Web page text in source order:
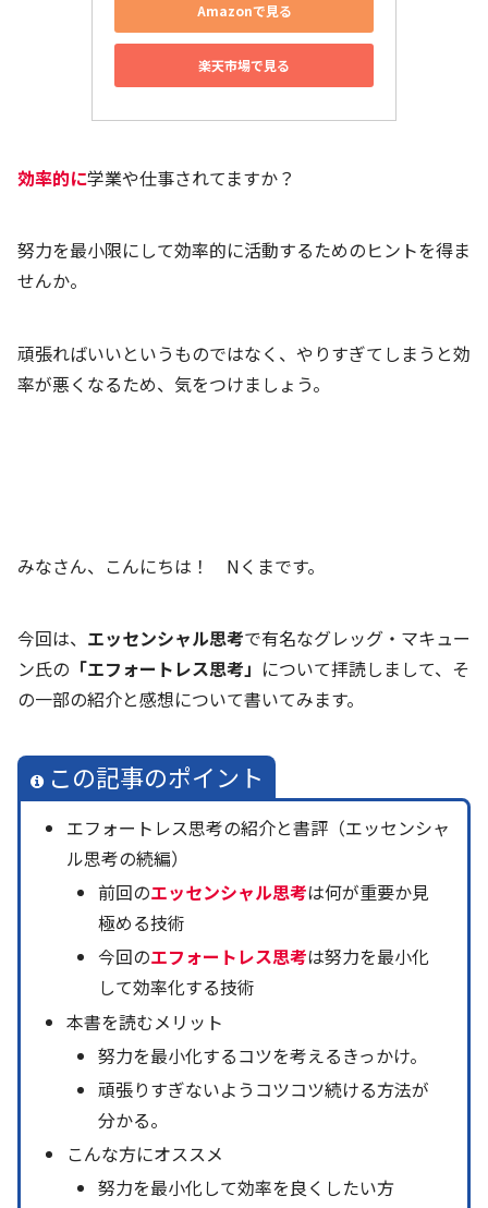
Amazonで見る
楽天市場で見る
効率的に学業や仕事されてますか？
努力を最小限にして効率的に活動するためのヒントを得ま
せんか。
頑張ればいいというものではなく、やりすぎてしまうと効
率が悪くなるため、気をつけましょう。
みなさん、こんにちは！ Nくまです。
今回は、 エッセンシャル思考で有名なグレッグ・マキュー
ン氏の 「エフォートレス思考」 について拝読しまして、そ
の一部の紹介と感想について書いてみます。
この記事のポイント
エフォートレス思考の紹介と書評（エッセンシャ
ル思考の続編）
前回のエッセンシャル思考は何が重要か見
極める技術
今回のエフォートレス思考は努力を最小化
して効率化する技術
本書を読むメリット
努力を最小化するコツを考えるきっかけ。
頑張りすぎないようコツコツ続ける方法が
分かる。
こんな方にオススメ
努力を最小化して効率を良くしたい方